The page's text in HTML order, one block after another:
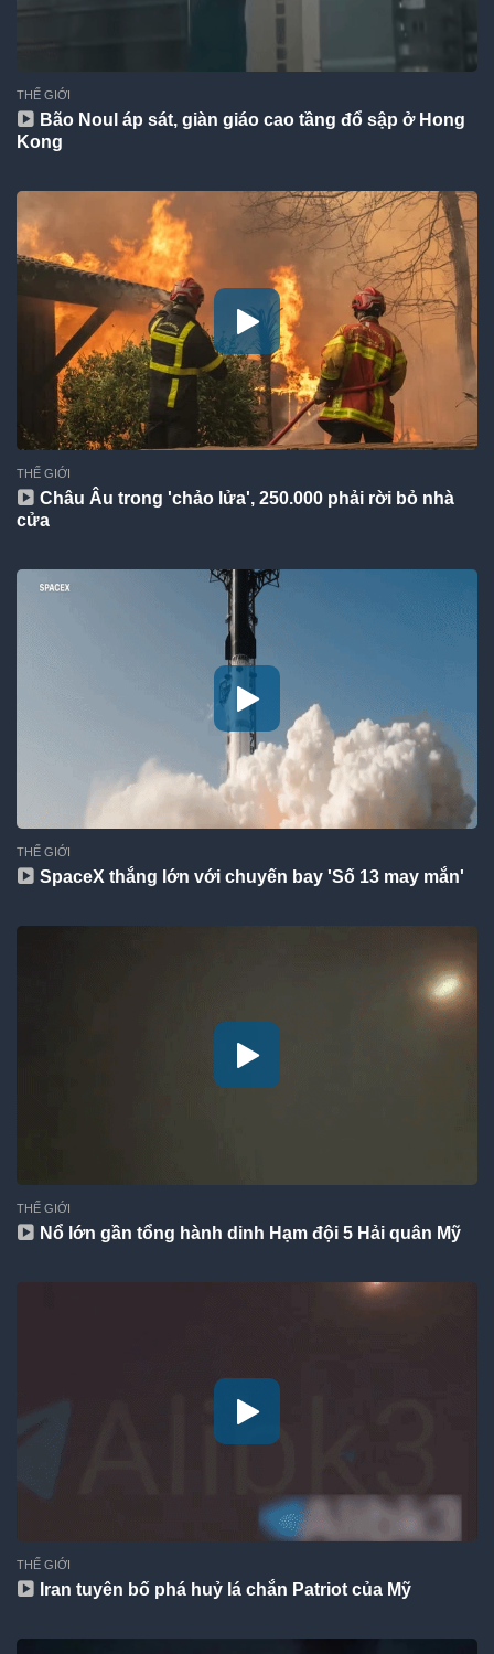
THẾ GIỚI
Bão Noul áp sát, giàn giáo cao tầng đổ sập ở Hong
Kong
THẾ GIỚI
Châu Âu trong 'chảo lửa', 250.000 phải rời bỏ nhà
cửa
THẾ GIỚI
SpaceX thắng lớn với chuyến bay 'Số 13 may mắn'
THẾ GIỚI
Nổ lớn gần tổng hành dinh Hạm đội 5 Hải quân Mỹ
THẾ GIỚI
Iran tuyên bố phá huỷ lá chắn Patriot của Mỹ